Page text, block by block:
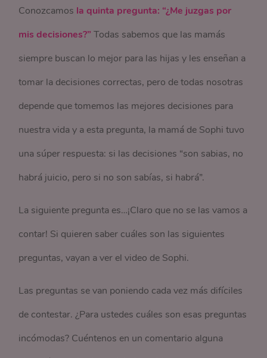
Conozcamos la quinta pregunta: “¿Me juzgas por
mis decisiones?” Todas sabemos que las mamás
siempre buscan lo mejor para las hijas y les enseñan a
tomar la decisiones correctas, pero de todas nosotras
depende que tomemos las mejores decisiones para
nuestra vida y a esta pregunta, la mamá de Sophi tuvo
una súper respuesta: si las decisiones “son sabias, no
habrá juicio, pero si no son sabías, si habrá”.
La siguiente pregunta es…¡Claro que no se las vamos a
contar! Si quieren saber cuáles son las siguientes
preguntas, vayan a ver el video de Sophi.
Las preguntas se van poniendo cada vez más difíciles
de contestar. ¿Para ustedes cuáles son esas preguntas
incómodas? Cuéntenos en un comentario alguna